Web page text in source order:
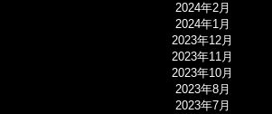
2024年2月
2024年1月
2023年12月
2023年11月
2023年10月
2023年8月
2023年7月